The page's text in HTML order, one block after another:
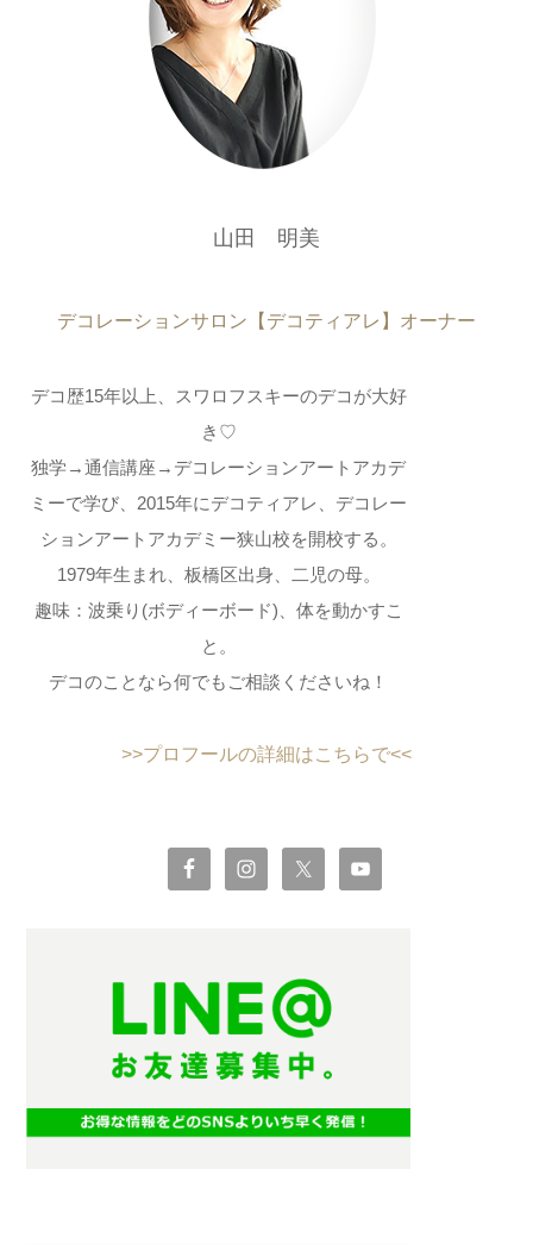
山田 明美
デコレーションサロン【デコティアレ】オーナー
デコ歴15年以上、スワロフスキーのデコが大好
き♡
独学→通信講座→デコレーションアートアカデ
ミーで学び、2015年にデコティアレ、デコレー
ションアートアカデミー狭山校を開校する。
1979年生まれ、板橋区出身、二児の母。
趣味：波乗り(ボディーボード)、体を動かすこ
と。
デコのことなら何でもご相談くださいね！
>>プロフールの詳細はこちらで<<